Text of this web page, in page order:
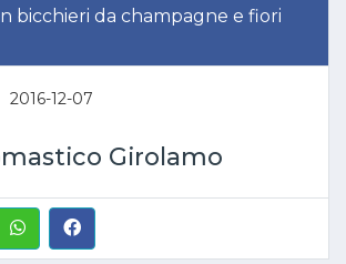
bicchieri da champagne e fiori
2016-12-07
Girolamo